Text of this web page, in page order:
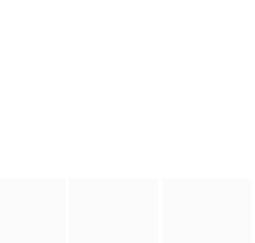
死
示，高景波、徐邵梁、孙希光和黄鹰
饰），虽自小被父母忽视，在艰苦环境中长大，但她始终刻